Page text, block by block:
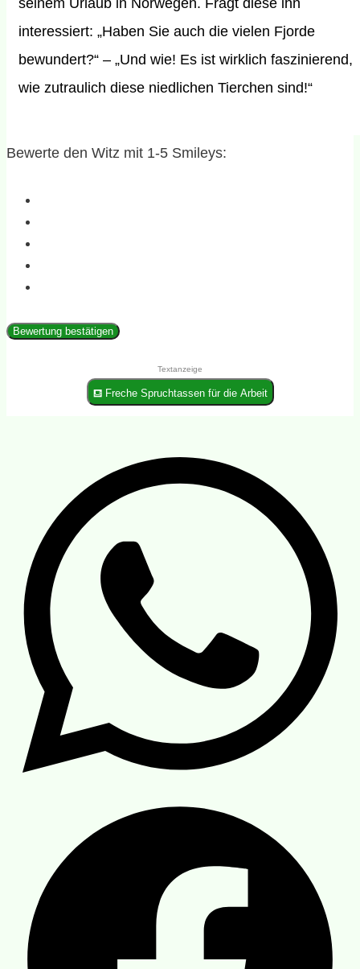
interessiert: „Haben Sie auch die vielen Fjorde
bewundert?“ – „Und wie! Es ist wirklich faszinierend,
wie zutraulich diese niedlichen Tierchen sind!“
Bewerte den Witz mit 1-5 Smileys:
Bewertung bestätigen
Textanzeige
⛾ Freche Spruchtassen für die Arbeit